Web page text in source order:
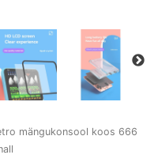
mängukonsool koos 666